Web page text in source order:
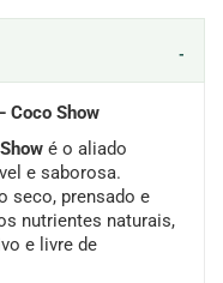
Coco Show
é o aliado
e saborosa.
seco, prensado e
nutrientes naturais,
e livre de